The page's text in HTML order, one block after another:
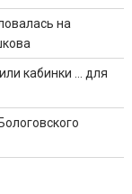
на
кабинки … для